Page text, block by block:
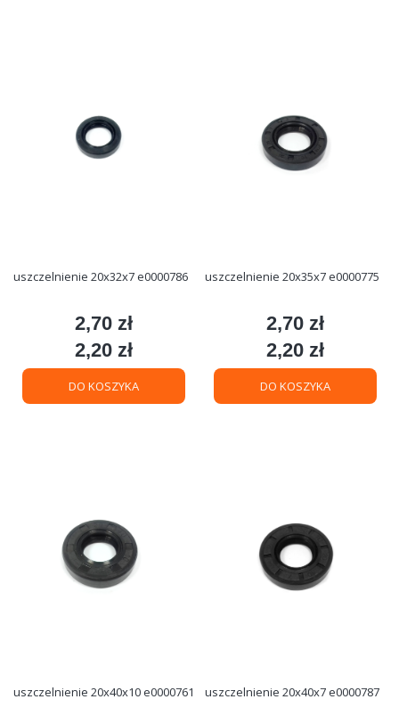
uszczelnienie 20x32x7 e0000786
Cena
2,70 zł
Cena
2,20 zł
DO KOSZYKA
uszczelnienie 20x35x7 e0000775
Cena
2,70 zł
Cena
2,20 zł
DO KOSZYKA
uszczelnienie 20x40x10 e0000761 uszczelnienie 20x40x7 e0000787